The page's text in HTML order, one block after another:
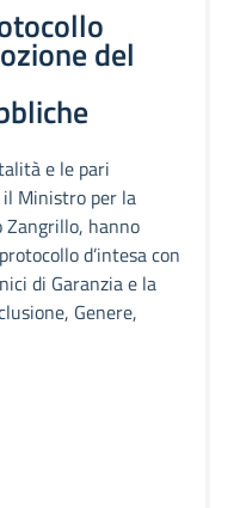
del
e le pari
Ministro per la
Zangrillo, hanno
d’intesa con
di Garanzia e la
Genere,